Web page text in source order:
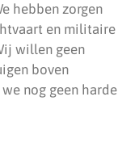
hebben zorgen
en militaire
willen geen
boven
nog geen harde